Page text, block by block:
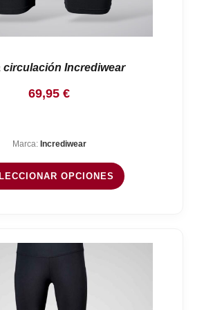
circulación Incrediwear
69,95 €
Marca: Incrediwear
OPCIONES